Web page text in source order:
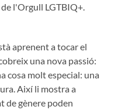
l'Orgull LGTBIQ+.
aprenent a tocar el
una nova passió:
cosa molt especial: una
Així li mostra a
de gènere poden